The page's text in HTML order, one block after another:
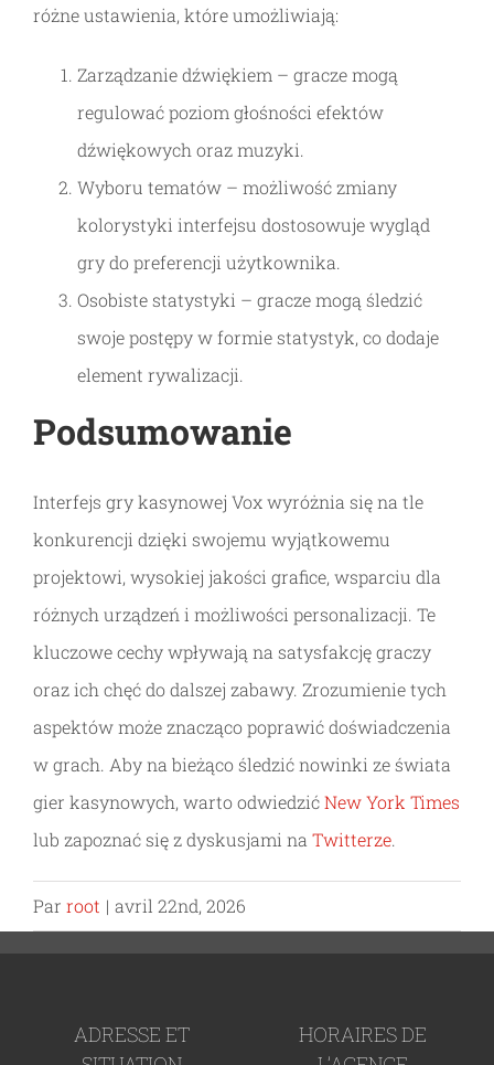
różne ustawienia, które umożliwiają:
Zarządzanie dźwiękiem – gracze mogą
regulować poziom głośności efektów
dźwiękowych oraz muzyki.
Wyboru tematów – możliwość zmiany
kolorystyki interfejsu dostosowuje wygląd
gry do preferencji użytkownika.
Osobiste statystyki – gracze mogą śledzić
swoje postępy w formie statystyk, co dodaje
element rywalizacji.
Podsumowanie
Interfejs gry kasynowej Vox wyróżnia się na tle
konkurencji dzięki swojemu wyjątkowemu
projektowi, wysokiej jakości grafice, wsparciu dla
różnych urządzeń i możliwości personalizacji. Te
kluczowe cechy wpływają na satysfakcję graczy
oraz ich chęć do dalszej zabawy. Zrozumienie tych
aspektów może znacząco poprawić doświadczenia
w grach. Aby na bieżąco śledzić nowinki ze świata
gier kasynowych, warto odwiedzićNew York Times
lub zapoznać się z dyskusjami na Twitterze.
Par root | avril 22nd, 2026
ADRESSE ET
HORAIRES DE